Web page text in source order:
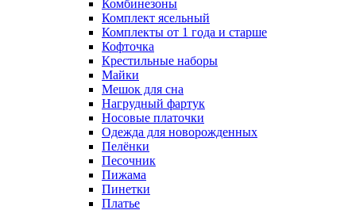
Комбинезоны
Комплект ясельный
Комплекты от 1 года и старше
Кофточка
Крестильные наборы
Майки
Мешок для сна
Нагрудный фартук
Носовые платочки
Одежда для новорожденных
Пелёнки
Песочник
Пижама
Пинетки
Платье